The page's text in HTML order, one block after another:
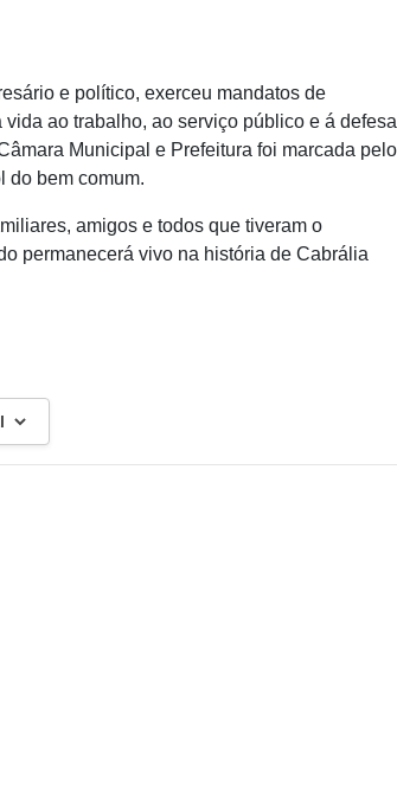
e político, exerceu mandatos de
ao trabalho, ao serviço público e á defesa
Municipal e Prefeitura foi marcada pelo
do bem comum.
amigos e todos que tiveram o
permanecerá vivo na história de Cabrália